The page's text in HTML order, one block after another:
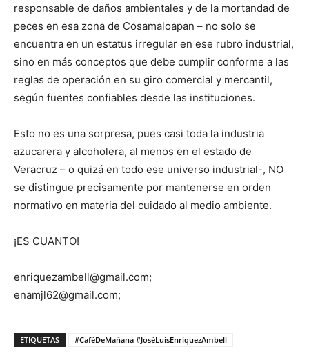
responsable de daños ambientales y de la mortandad de
peces en esa zona de Cosamaloapan – no solo se
encuentra en un estatus irregular en ese rubro industrial,
sino en más conceptos que debe cumplir conforme a las
reglas de operación en su giro comercial y mercantil,
según fuentes confiables desde las instituciones.
Esto no es una sorpresa, pues casi toda la industria
azucarera y alcoholera, al menos en el estado de
Veracruz – o quizá en todo ese universo industrial-, NO
se distingue precisamente por mantenerse en orden
normativo en materia del cuidado al medio ambiente.
¡ES CUANTO!
enriquezambell@gmail.com;
enamjl62@gmail.com;
ETIQUETAS #CaféDeMañana #JoséLuisEnríquezAmbell